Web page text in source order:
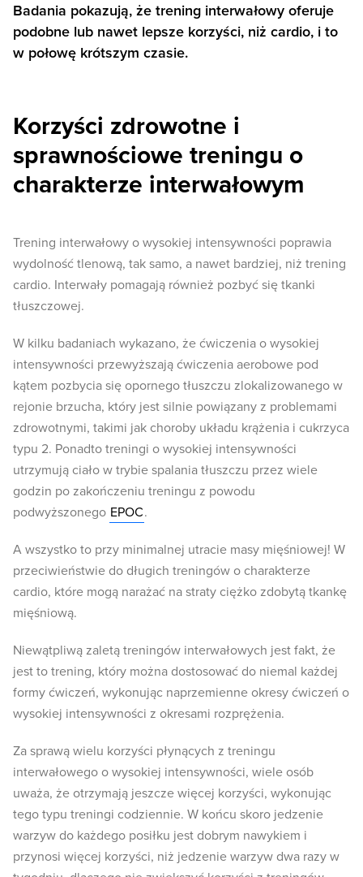
Badania pokazują, że trening interwałowy oferuje
podobne lub nawet lepsze korzyści, niż cardio, i to
w połowę krótszym czasie.
Korzyści zdrowotne i
sprawnościowe treningu o
charakterze interwałowym
Trening interwałowy o wysokiej intensywności poprawia
wydolność tlenową, tak samo, a nawet bardziej, niż trening
cardio. Interwały pomagają również pozbyć się tkanki
tłuszczowej.
W kilku badaniach wykazano, że ćwiczenia o wysokiej
intensywności przewyższają ćwiczenia aerobowe pod
kątem pozbycia się opornego tłuszczu zlokalizowanego w
rejonie brzucha, który jest silnie powiązany z problemami
zdrowotnymi, takimi jak choroby układu krążenia i cukrzyca
typu 2. Ponadto treningi o wysokiej intensywności
utrzymują ciało w trybie spalania tłuszczu przez wiele
godzin po zakończeniu treningu z powodu
podwyższonego EPOC.
A wszystko to przy minimalnej utracie masy mięśniowej! W
przeciwieństwie do długich treningów o charakterze
cardio, które mogą narażać na straty ciężko zdobytą tkankę
mięśniową.
Niewątpliwą zaletą treningów interwałowych jest fakt, że
jest to trening, który można dostosować do niemal każdej
formy ćwiczeń, wykonując naprzemienne okresy ćwiczeń o
wysokiej intensywności z okresami rozprężenia.
Za sprawą wielu korzyści płynących z treningu
interwałowego o wysokiej intensywności, wiele osób
uważa, że otrzymają jeszcze więcej korzyści, wykonując
tego typu treningi codziennie. W końcu skoro jedzenie
warzyw do każdego posiłku jest dobrym nawykiem i
przynosi więcej korzyści, niż jedzenie warzyw dwa razy w